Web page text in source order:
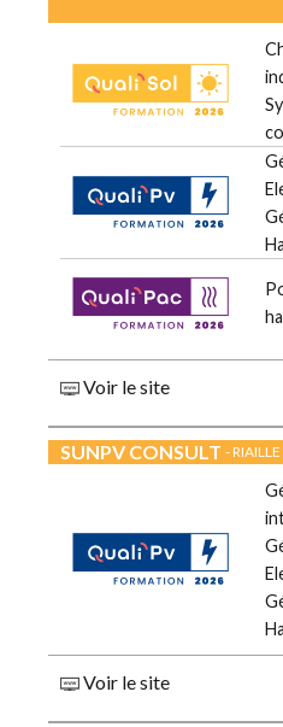
Voir le site
SUNPV CONSULT -
Voir le site